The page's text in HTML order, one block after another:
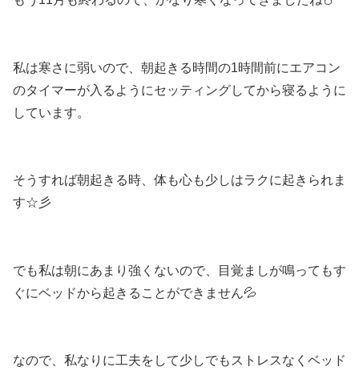
私は寒さに弱いので、朝起きる時間の1時間前にエアコン
のタイマーが入るようにセッティングしてから寝るように
しています。
そうすれば朝起きる時、体も心も少しはラクに起きられま
す☆彡
でも私は朝にあまり強くないので、目覚ましが鳴ってもす
ぐにベッドから起きることができません💦
なので、私なりに工夫をして少しでもストレスなくベッド